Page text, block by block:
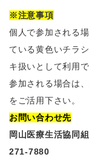
※注意事項
個人で参加される
ている黄色いチラ
キ扱いとして利用
参加される場合は
をご活用下さい。
お問い合わせ先
岡山医療生活協同
271-7880